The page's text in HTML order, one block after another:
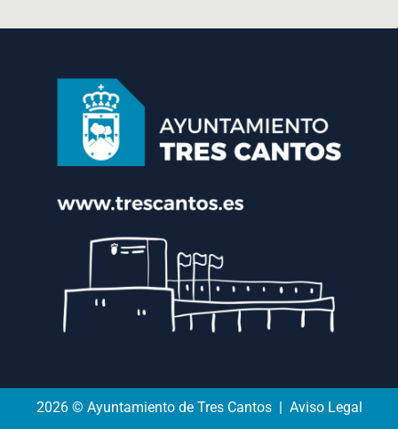
2026 © Ayuntamiento de Tres Cantos | Aviso Legal